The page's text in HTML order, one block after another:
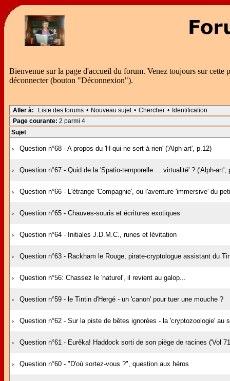
Bienvenue sur la page d'accueil du forum. Venez toujours sur
déconnecter (bouton "Déconnexion").
Aller à: Liste des forums • Nouveau sujet • Chercher • Identification
Page courante: 2 parmi 4
Sujet
Question n°68 - A propos du 'H qui ne sert à rien' ('Alph-art', p.12)
Question n°67 - Quid de la 'Spatio-temporelle ... virtualité' ? ('Alph-art',
Question n°66 - L'étrange 'Compagnie', ou l'aventure 'immersive' du
Question n°65 - Chauves-souris et écritures exotiques
Question n°64 - Initiales J.D.M.C., runes et lévitation
Question n°63 - Rackham le Rouge, pirate-cryptologue assistant du
Question n°56: Chassez le 'naturel', il revient au galop...
Question n°59 - le Tintin d'Hergé - un 'canon' pour tuer une mouche ?
Question n°62 - Sur la piste de bêtes ignorées - la 'cryptozoologie' au
Question n°61 - Eurêka! Haddock sorti de son piège de racines ('Vol
Question n°60 - "D'où sortez-vous ?", question aux héros